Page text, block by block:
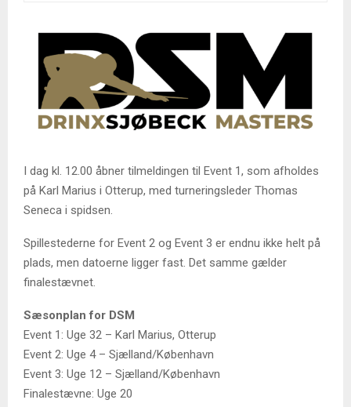
I dag kl. 12.00 åbner tilmeldingen til Event 1, som afholdes
på Karl Marius i Otterup, med turneringsleder Thomas
Seneca i spidsen.
Spillestederne for Event 2 og Event 3 er endnu ikke helt på
plads, men datoerne ligger fast. Det samme gælder
finalestævnet.
Sæsonplan for DSM
Event 1: Uge 32 – Karl Marius, Otterup
Event 2: Uge 4 – Sjælland/København
Event 3: Uge 12 – Sjælland/København
Finalestævne: Uge 20